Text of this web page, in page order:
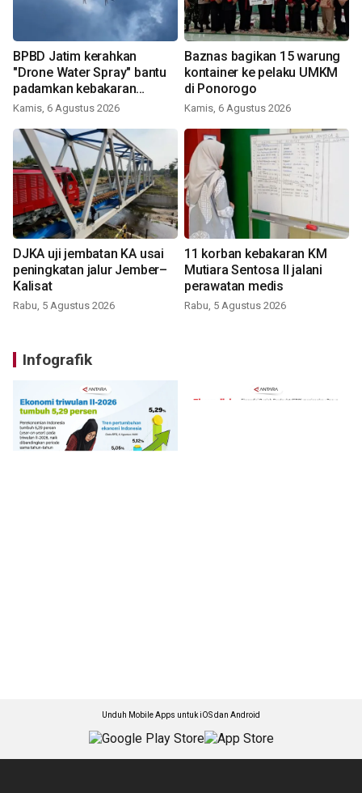
BPBD Jatim kerahkan
"Drone Water Spray" bantu
padamkan kebakaran
Bromo
Kamis, 6 Agustus 2026
Baznas bagikan 15 warung
kontainer ke pelaku UMKM
di Ponorogo
Kamis, 6 Agustus 2026
DJKA uji jembatan KA usai
peningkatan jalur Jember–
Kalisat
Rabu, 5 Agustus 2026
11 korban kebakaran KM
Mutiara Sentosa II jalani
perawatan medis
Rabu, 5 Agustus 2026
Infografik
Unduh Mobile Apps untuk iOS dan Android